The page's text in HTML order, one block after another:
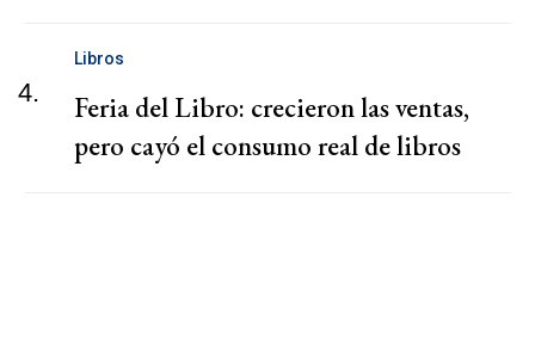
4.
Libros
Feria del Libro: crecieron las ventas,
pero cayó el consumo real de libros